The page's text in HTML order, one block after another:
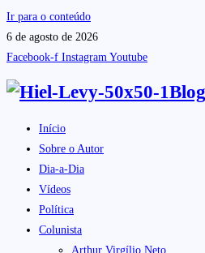
Ir para o conteúdo
6 de agosto de 2026
Facebook-f Instagram Youtube
Início
Sobre o Autor
Dia-a-Dia
Vídeos
Política
Colunista
Arthur Virgílio Neto